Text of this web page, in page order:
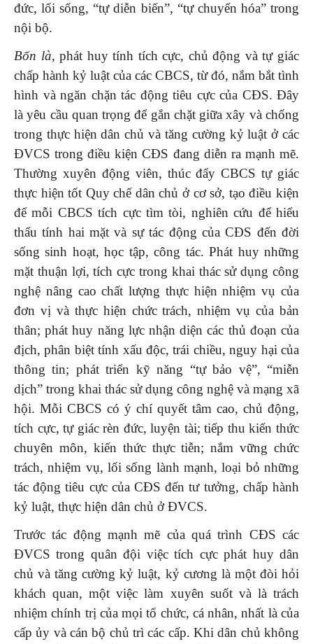
đức, lối sống, “tự diễn biến”, “tự chuyển hóa” trong
nội bộ.
Bốn là,phát huy tính tích cực, chủ động và tự giác
chấp hành kỷ luật của các CBCS, từ đó, nắm bắt tình
hình và ngăn chặn tác động tiêu cực của CĐS. Đây
là yêu cầu quan trọng để gắn chặt giữa xây và chống
trong thực hiện dân chủ và tăng cường kỷ luật ở các
ĐVCS trong điều kiện CĐS đang diễn ra mạnh mẽ.
Thường xuyên động viên, thúc đẩy CBCS tự giác
thực hiện tốt Quy chế dân chủ ở cơ sở, tạo điều kiện
để mỗi CBCS tích cực tìm tòi, nghiên cứu để hiểu
thấu tính hai mặt và sự tác động của CĐS đến đời
sống sinh hoạt, học tập, công tác. Phát huy những
mặt thuận lợi, tích cực trong khai thác sử dụng công
nghệ nâng cao chất lượng thực hiện nhiệm vụ của
đơn vị và thực hiện chức trách, nhiệm vụ của bản
thân; phát huy năng lực nhận diện các thủ đoạn của
địch, phân biệt tính xấu độc, trái chiều, nguy hại của
thông tin; phát triển kỹ năng “tự bảo vệ”, “miễn
dịch” trong khai thác sử dụng công nghệ và mạng xã
hội. Mỗi CBCS có ý chí quyết tâm cao, chủ động,
tích cực, tự giác rèn đức, luyện tài; tiếp thu kiến thức
chuyên môn, kiến thức thực tiễn; nắm vững chức
trách, nhiệm vụ, lối sống lành mạnh, loại bỏ những
tác động tiêu cực của CĐS đến tư tưởng, chấp hành
kỷ luật, thực hiện dân chủ ở ĐVCS.
Trước tác động mạnh mẽ của quá trình CĐS các
ĐVCS trong quân đội việc tích cực phát huy dân
chủ và tăng cường kỷ luật, kỷ cương là một đòi hỏi
khách quan, một việc làm xuyên suốt và là trách
nhiệm chính trị của mọi tổ chức, cá nhân, nhất là của
cấp ủy và cán bộ chủ trì các cấp. Khi dân chủ không